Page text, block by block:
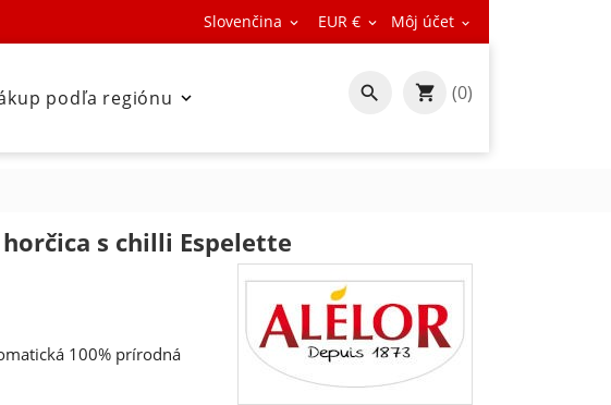
Slovenčina  EUR €  Môj účet 

podľa regiónu  (0)
s chilli Espelette
100% prírodná